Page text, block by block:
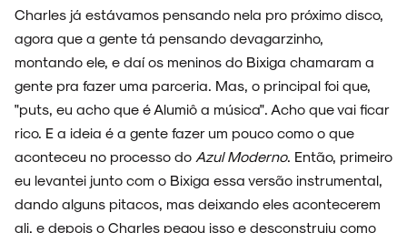
Charles já estávamos pensando nela pro próximo disco,
agora que a gente tá pensando devagarzinho,
montando ele, e daí os meninos do Bixiga chamaram a
gente pra fazer uma parceria. Mas, o principal foi que,
"puts, eu acho que é Alumiô a música". Acho que vai ficar
rico. E a ideia é a gente fazer um pouco como o que
aconteceu no processo do Azul Moderno. Então, primeiro
eu levantei junto com o Bixiga essa versão instrumental,
dando alguns pitacos, mas deixando eles acontecerem
ali, e depois o Charles pegou isso e desconstruiu como